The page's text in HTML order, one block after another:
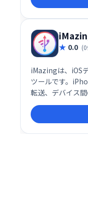
スムーズに行え
効率化したい方
0.0
iMazingは、iOS
ツールです。
転送、デバイス
ップ作成・復元
データ抽出など
的に操作でき、
できます。